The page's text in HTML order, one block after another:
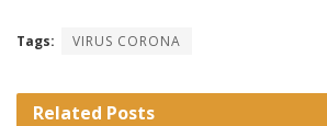
Tags: VIRUS CORONA
Related Posts